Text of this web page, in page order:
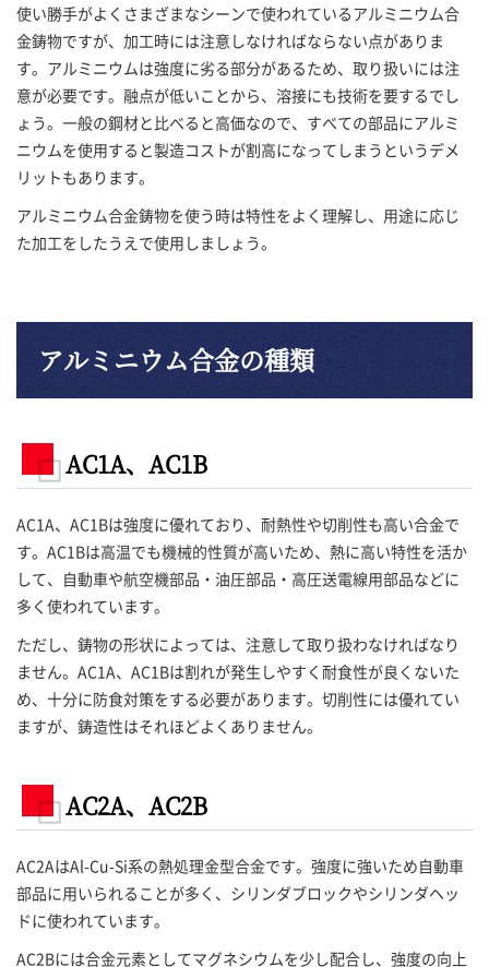
使い勝手がよくさまざまなシーンで使われているアルミニウム合
金鋳物ですが、加工時には注意しなければならない点がありま
す。アルミニウムは強度に劣る部分があるため、取り扱いには注
意が必要です。融点が低いことから、溶接にも技術を要するでし
ょう。一般の鋼材と比べると高価なので、すべての部品にアルミ
ニウムを使用すると製造コストが割高になってしまうというデメ
リットもあります。
アルミニウム合金鋳物を使う時は特性をよく理解し、用途に応じ
た加工をしたうえで使用しましょう。
アルミニウム合金の種類
AC1A、AC1B
AC1A、AC1Bは強度に優れており、耐熱性や切削性も高い合金で
す。AC1Bは高温でも機械的性質が高いため、熱に高い特性を活か
して、自動車や航空機部品・油圧部品・高圧送電線用部品などに
多く使われています。
ただし、鋳物の形状によっては、注意して取り扱わなければなり
ません。AC1A、AC1Bは割れが発生しやすく耐食性が良くないた
め、十分に防食対策をする必要があります。切削性には優れてい
ますが、鋳造性はそれほどよくありません。
AC2A、AC2B
AC2AはAl-Cu-Si系の熱処理金型合金です。強度に強いため自動車
部品に用いられることが多く、シリンダブロックやシリンダヘッ
ドに使われています。
AC2Bには合金元素としてマグネシウムを少し配合し、強度の向上